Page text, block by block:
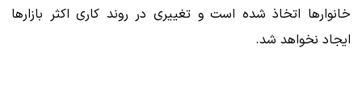
خانوارها اتخاذ شده است و تغییری در روند کاری اکثر بازارها
ایجاد نخواهد شد.